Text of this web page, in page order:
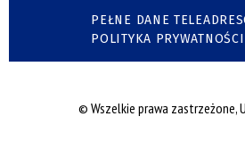
PEŁNE DANE
POLITYKA
© Wszelkie prawa zastrzeżone,